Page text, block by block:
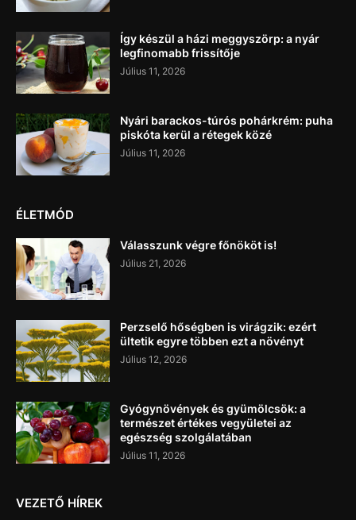
Így készül a házi meggyszörp: a nyár
legfinomabb frissítője
Július 11, 2026
Nyári barackos-túrós pohárkrém: puha
piskóta kerül a rétegek közé
Július 11, 2026
ÉLETMÓD
Válasszunk végre főnököt is!
Július 21, 2026
Perzselő hőségben is virágzik: ezért
ültetik egyre többen ezt a növényt
Július 12, 2026
Gyógynövények és gyümölcsök: a
természet értékes vegyületei az
egészség szolgálatában
Július 11, 2026
VEZETŐ HÍREK